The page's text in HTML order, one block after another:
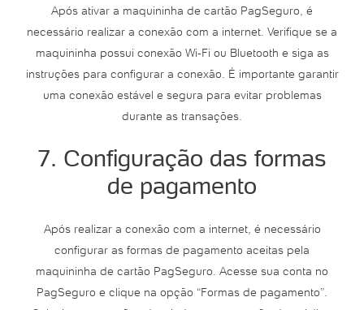
Após ativar a maquininha de cartão PagSeguro, é
necessário realizar a conexão com a internet. Verifique se a
maquininha possui conexão Wi-Fi ou Bluetooth e siga as
instruções para configurar a conexão. É importante garantir
uma conexão estável e segura para evitar problemas
durante as transações.
7. Configuração das formas
de pagamento
Após realizar a conexão com a internet, é necessário
configurar as formas de pagamento aceitas pela
maquininha de cartão PagSeguro. Acesse sua conta no
PagSeguro e clique na opção “Formas de pagamento”.